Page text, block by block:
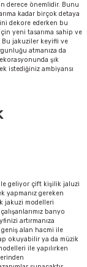
derece önemlidir. Bunu
kadar birçok detaya
dekore ederken bu
yeni tasarıma sahip ve
jakuziler keyifli ve
atmanıza da
şık
istediğiniz ambiyansı
geliyor çift kişilik jaluzi
yapmanız gereken
jakuzi modelleri
banyo
artırmanıza
alan hacmi ile
okuyabilir ya da müzik
ile yapılırken